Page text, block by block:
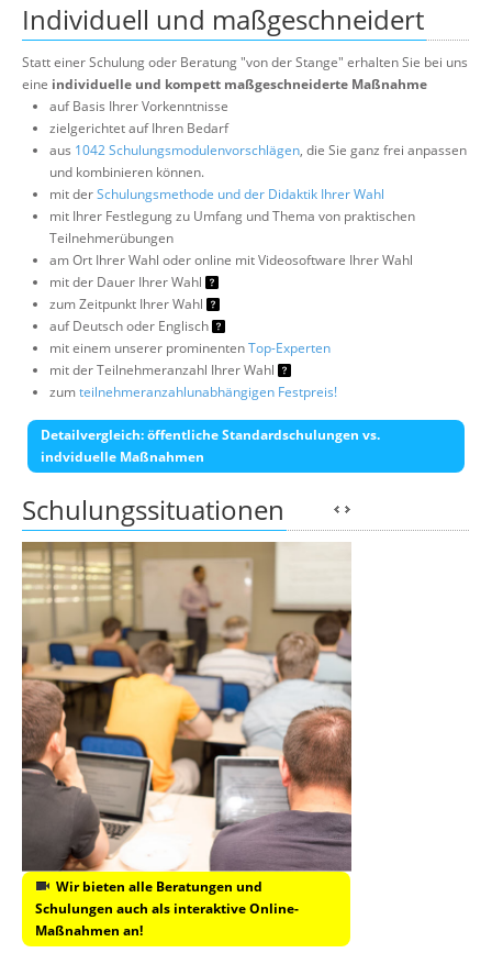
Individuell und maßgeschneidert
Statt einer Schulung oder Beratung "von der Stange" erhalten Sie bei uns
eine individuelle und kompett maßgeschneiderte Maßnahme
auf Basis Ihrer Vorkenntnisse
zielgerichtet auf Ihren Bedarf
aus 1042 Schulungsmodulenvorschlägen, die Sie ganz frei anpassen
und kombinieren können.
mit derSchulungsmethode und der Didaktik Ihrer Wahl
mit Ihrer Festlegung zu Umfang und Thema von praktischen
Teilnehmerübungen
am Ort Ihrer Wahl oder online mit Videosoftware Ihrer Wahl
mit der Dauer Ihrer Wahl
zum Zeitpunkt Ihrer Wahl
auf Deutsch oder Englisch
mit einem unserer prominentenTop-Experten
mit der Teilnehmeranzahl Ihrer Wahl
zumteilnehmeranzahlunabhängigen Festpreis!
Detailvergleich: öffentliche Standardschulungen vs.
indviduelle Maßnahmen
Schulungssituationen
Wir bieten alle Beratungen und
Schulungen auch als interaktive Online-
Maßnahmen an!